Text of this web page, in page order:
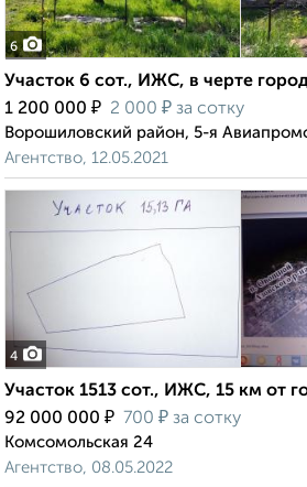
6
Участок 6 сот., ИЖС, в черте
1 200 000 ₽ 2 000 ₽ за сотку
Ворошиловский район, 5-я
Агентство, 12.05.2021
4
Участок 1513 сот., ИЖС, 15 км от
92 000 000 ₽ 700 ₽ за сотку
Комсомольская 24
Агентство, 08.05.2022